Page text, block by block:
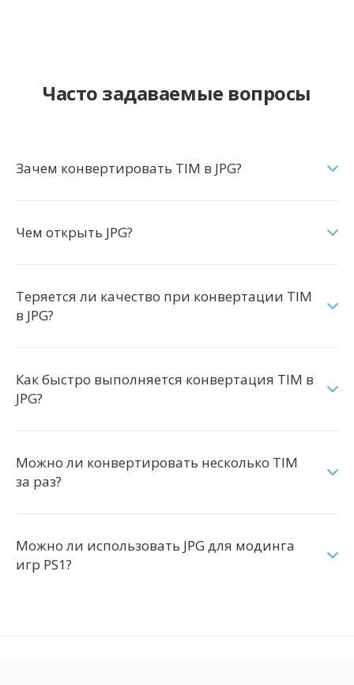
Часто задаваемые вопросы
Зачем конвертировать TIM в JPG?
Чем открыть JPG?
Теряется ли качество при конвертации TIM
в JPG?
Как быстро выполняется конвертация TIM в
JPG?
Можно ли конвертировать несколько TIM
за раз?
Можно ли использовать JPG для модинга
игр PS1?